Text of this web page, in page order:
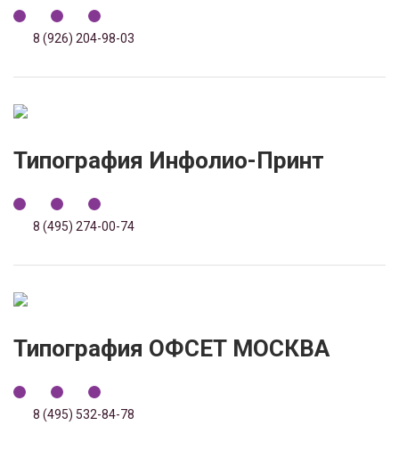
8 (926) 204-98-03
Типография Инфолио-Принт
8 (495) 274-00-74
Типография ОФСЕТ МОСКВА
8 (495) 532-84-78